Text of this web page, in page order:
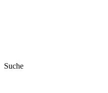
Suche